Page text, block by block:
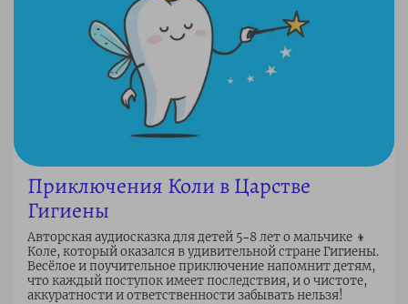
Приключения Коли в Царстве
Гигиены
Авторская аудиосказка для детей 5–8 лет о мальчике 👦
Коле, который оказался в удивительной стране Гигиены.
Весёлое и поучительное приключение напомнит детям,
что каждый поступок имеет последствия, и о чистоте,
аккуратности и ответственности забывать нельзя!